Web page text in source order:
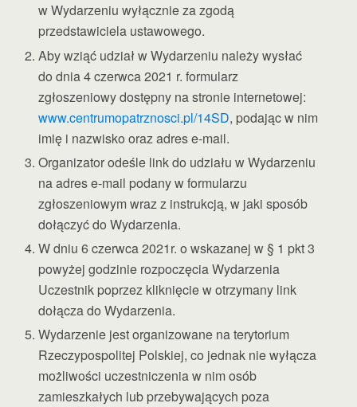
w Wydarzeniu wyłącznie za zgodą
przedstawiciela ustawowego.
Aby wziąć udział w Wydarzeniu należy wysłać
do dnia 4 czerwca 2021 r. formularz
zgłoszeniowy dostępny na stronie internetowej:
www.centrumopatrznosci.pl/14SD, podając w nim
imię i nazwisko oraz adres e-mail.
Organizator odeśle link do udziału w Wydarzeniu
na adres e-mail podany w formularzu
zgłoszeniowym wraz z instrukcją, w jaki sposób
dołączyć do Wydarzenia.
W dniu 6 czerwca 2021r. o wskazanej w § 1 pkt 3
powyżej godzinie rozpoczęcia Wydarzenia
Uczestnik poprzez kliknięcie w otrzymany link
dołącza do Wydarzenia.
Wydarzenie jest organizowane na terytorium
Rzeczypospolitej Polskiej, co jednak nie wyłącza
możliwości uczestniczenia w nim osób
zamieszkałych lub przebywających poza